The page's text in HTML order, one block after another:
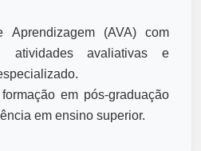
Aprendizagem (AVA) com
atividades avaliativas e
em pós-graduação
em ensino superior.